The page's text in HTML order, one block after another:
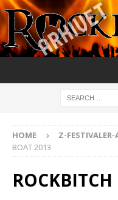
HOME Z-FESTIVALER-
BOAT 2013